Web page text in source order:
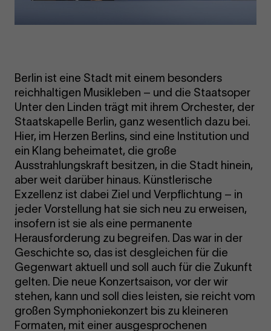
Berlin ist eine Stadt mit einem besonders
reichhaltigen Musikleben – und die Staatsoper
Unter den Linden trägt mit ihrem Orchester, der
Staatskapelle Berlin, ganz wesentlich dazu bei.
Hier, im Herzen Berlins, sind eine Institution und
ein Klang beheimatet, die große
Ausstrahlungskraft besitzen, in die Stadt hinein,
aber weit darüber hinaus. Künstlerische
Exzellenz ist dabei Ziel und Verpflichtung – in
jeder Vorstellung hat sie sich neu zu erweisen,
insofern ist sie als eine permanente
Herausforderung zu begreifen. Das war in der
Geschichte so, das ist desgleichen für die
Gegenwart aktuell und soll auch für die Zukunft
gelten. Die neue Konzertsaison, vor der wir
stehen, kann und soll dies leisten, sie reicht vom
großen Symphoniekonzert bis zu kleineren
Formaten, mit einer ausgesprochenen